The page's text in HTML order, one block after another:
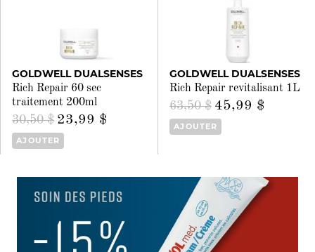
GOLDWELL DUALSENSES
Rich Repair 60 sec
traitement 200ml
30,50 $ 23,99 $
AJOUTER
GOLDWELL DUALSENSES
Rich Repair revitalisant 1L
63,50 $ 45,99 $
AJOUTER